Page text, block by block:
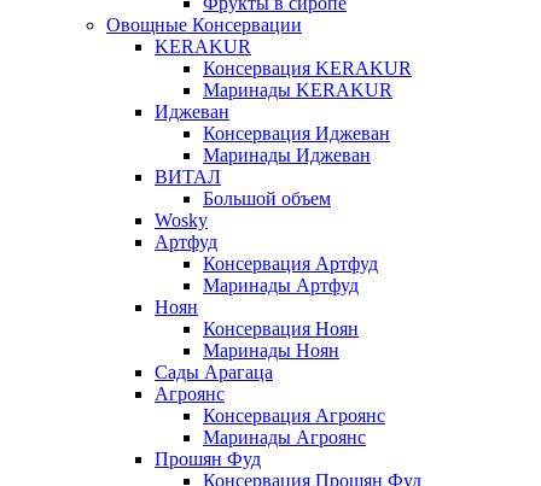
Овощные Консервации
KERAKUR
Консервация KERAKUR
Маринады KERAKUR
Иджеван
Консервация Иджеван
Маринады Иджеван
ВИТАЛ
Большой объем
Wosky
Артфуд
Консервация Артфуд
Маринады Артфуд
Ноян
Консервация Ноян
Маринады Ноян
Сады Арагаца
Агроянс
Консервация Агроянс
Маринады Агроянс
Прошян Фуд
Консервация Прошян Фуд